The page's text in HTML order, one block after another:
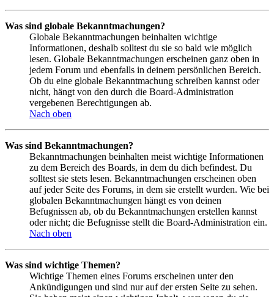
Was sind globale Bekanntmachungen?
Globale Bekanntmachungen beinhalten wichtige
Informationen, deshalb solltest du sie so bald wie möglich
lesen. Globale Bekanntmachungen erscheinen ganz oben in
jedem Forum und ebenfalls in deinem persönlichen Bereich.
Ob du eine globale Bekanntmachung schreiben kannst oder
nicht, hängt von den durch die Board-Administration
vergebenen Berechtigungen ab.
Nach oben
Was sind Bekanntmachungen?
Bekanntmachungen beinhalten meist wichtige Informationen
zu dem Bereich des Boards, in dem du dich befindest. Du
solltest sie stets lesen. Bekanntmachungen erscheinen oben
auf jeder Seite des Forums, in dem sie erstellt wurden. Wie bei
globalen Bekanntmachungen hängt es von deinen
Befugnissen ab, ob du Bekanntmachungen erstellen kannst
oder nicht; die Befugnisse stellt die Board-Administration ein.
Nach oben
Was sind wichtige Themen?
Wichtige Themen eines Forums erscheinen unter den
Ankündigungen und sind nur auf der ersten Seite zu sehen.